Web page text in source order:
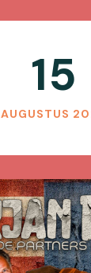
15
AUGUSTUS